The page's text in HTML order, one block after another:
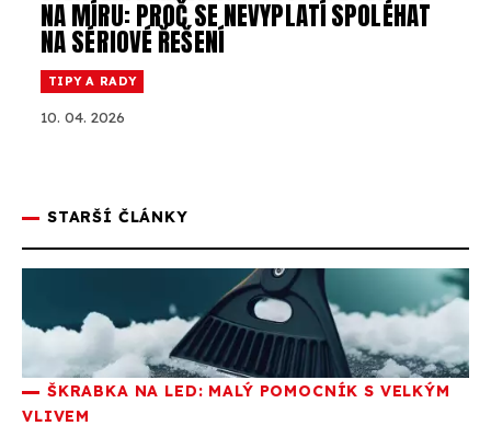
NA MÍRU: PROČ SE NEVYPLATÍ SPOLÉHAT
NA SÉRIOVÉ ŘEŠENÍ
TIPY A RADY
10. 04. 2026
STARŠÍ ČLÁNKY
ŠKRABKA NA LED: MALÝ POMOCNÍK S VELKÝM
VLIVEM